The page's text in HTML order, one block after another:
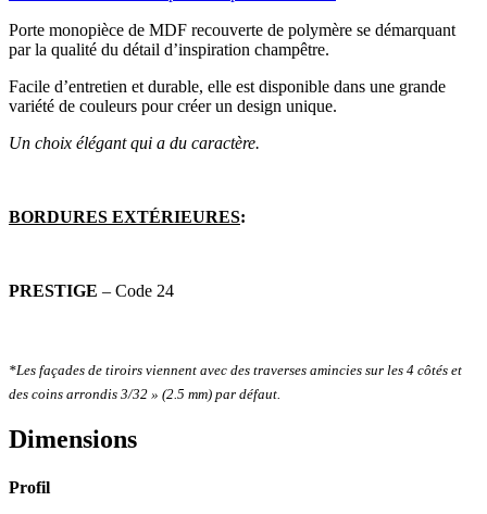
Porte monopièce de MDF recouverte de polymère se démarquant
par la qualité du détail d’inspiration champêtre.
Facile d’entretien et durable, elle est disponible dans une grande
variété de couleurs pour créer un design unique.
Un choix élégant qui a du caractère.
BORDURES EXTÉRIEURES:
PRESTIGE – Code 24
*Les façades de tiroirs viennent avec des traverses amincies sur les 4 côtés et
des coins arrondis 3/32 » (2.5 mm) par défaut.
Dimensions
Profil